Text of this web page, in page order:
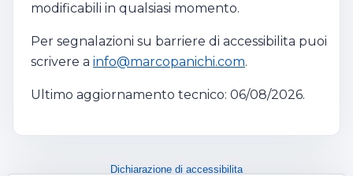
modificabili in qualsiasi momento.
Per segnalazioni su barriere di accessibilita puoi
scrivere a info@marcopanichi.com.
Ultimo aggiornamento tecnico: 06/08/2026.
Dichiarazione di accessibilita